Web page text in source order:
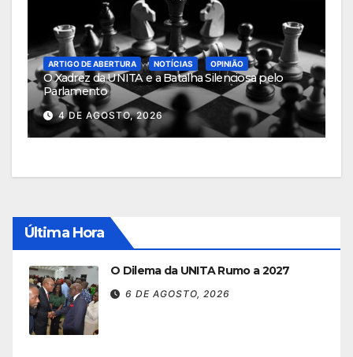
ARTIGO DE ABERTURA NOTÍCIAS OPINIÃO
O Xadrez da UNITA e a Batalha Silenciosa pelo
Parlamento
4 DE AGOSTO, 2026
Última Hora
O Dilema da UNITA Rumo a 2027
6 DE AGOSTO, 2026